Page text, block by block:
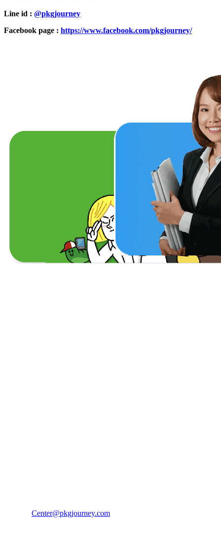
Line id : @pkgjourney
Facebook page : https://www.facebook.com/pkgjourney/
Center@pkgjourney.com